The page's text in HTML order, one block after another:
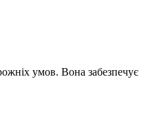
умов. Вона забезпечує